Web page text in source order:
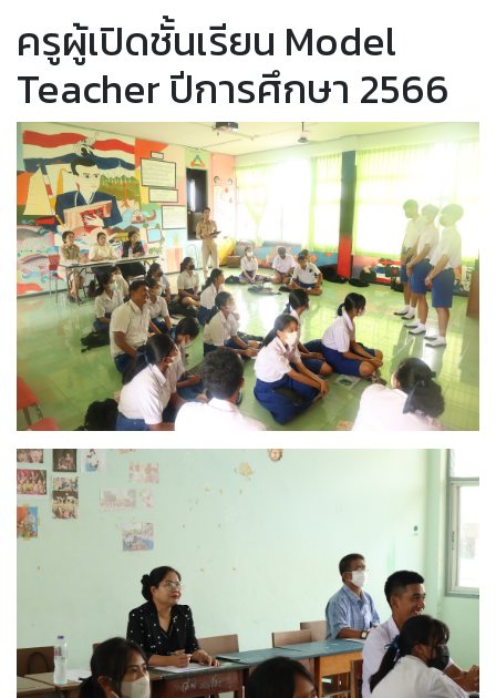
ครูผู้เปิดชั้นเรียน Model
Teacher ปีการศึกษา 2566